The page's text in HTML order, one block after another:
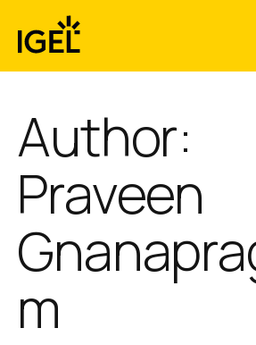
content
Author:
Praveen
m